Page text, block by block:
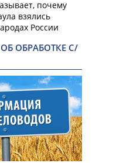
почему
взялись
России
ОБРАБОТКЕ С/